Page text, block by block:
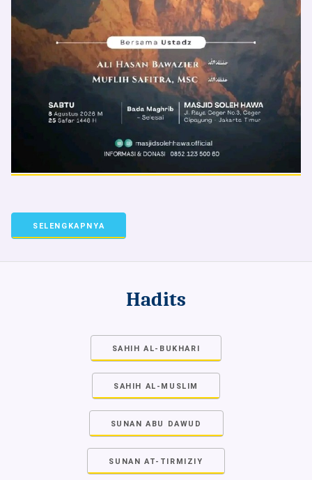
SELENGKAPNYA
Hadits
SAHIH AL-BUKHARI
SAHIH AL-MUSLIM
SUNAN ABU DAWUD
SUNAN AT-TIRMIZIY